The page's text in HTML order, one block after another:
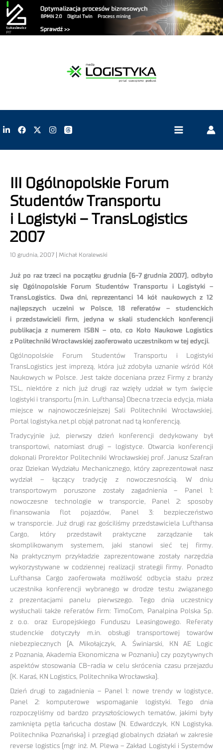
III Ogólnopolskie Forum
Studentów Transportu
i Logistyki – TransLogistics
2007
10 grudnia, 2007 | Michał Koralewski
Już po raz trzeci na początku grudnia (6-7 grudnia 2007), odbyło
się Ogólnopolskie Forum Studentów Transportu i Logistyki –
TransLogistics. Dwa dni, reprezentanci 14 kół naukowych z 12
najlepszych uczelni w Polsce, 18 referatów – studenckich
i przedstawicieli firm, jedyna w skali studenckich konferencji
publikacja z numerem ISBN – oto, co Koło Naukowe Logistics
z Politechniki Wrocławskiej zaoferowało uczestnikom w tej edycji.
Ogólnopolskie Forum Studentów Transportu i Logistyki
TransLogistics jest imprezą, która już zdobyła uznanie wśród Kół
Naukowych w Polsce. Jest także doceniana przez Firmy z branży
TSL, niektóre z nich już drugi raz wzięły udział w tym święcie
logistyki i transportu (m.in. Lufthansa) Obecna trzecia edycja, miała
miejsce w najnowocześniejszej Sali Politechniki Wrocławskiej.
Portal logistyka.net.pl objął patronat nad tą konferencją.
Tradycyjnie już, pierwszy dzień konferencji dedykowany był
transportowi, natomiast drugi – logistyce. Otwarcia konferencji
dokonali Prorektor Politechniki Wrocławskiej prof. Janusz Szafran
oraz Dziekan Wydziału Mechanicznego, który zaprezentował nasz
wydział – łączący tradycję z nowoczesnością. W dniu
transportowym poruszone zostały zagadnienia – Panel 1:
nowoczesne technologie w transporcie, Panel 2: sposoby
finansowania flot pojazdów, Panel 3: bezpieczeństwo
w transporcie. Już drugi raz gościliśmy przedstawiciela Lufthansa
Cargo, który przedstawił praktyczne zarządzanie tak
skomplikowanym systemem, jaki stanowi sieć tej firmy.
Na praktycznym przykładzie zaprezentowane zostały narzędzia
wykorzystywane w codziennej realizacji strategii firmy. Ponadto
Lufthansa Cargo zaoferowała możliwość odbycia stażu przez
uczestnika konferencji wybranego w drodze testu związanego
z prezentacjami panelu pierwszego. Tego dnia uczestnicy
wysłuchali także referatów firm: TimoCom, Panalpina Polska Sp.
z o.o. oraz Europejskiego Funduszu Leasingowego. Referaty
studenckie dotyczyły m.in. obsługi transportowej towarów
niebezpiecznych (A. Mikołajczyk, A. Świniarski, KN AE Logic
z Poznania, Akademia Ekonomiczna w Poznaniu) czy pozytywnych
aspektów stosowania CB-radia w celu skrócenia czasu przejazdu
(K. Karaś, KN Logistics, Politechnika Wrocławska).
Dzień drugi to zagadnienia – Panel 1: nowe trendy w logistyce,
Panel 2: komputerowe wspomaganie logistyki. Tego dnia
rozpoczęliśmy od bardzo przyszłościowych tematów, jakimi były
zamknięta pętla łańcucha dostaw (N. Edwardczyk, KN Logistyka.
Politechnika Poznańska) i przegląd globalnych działań w zakresie
reverse logistics (mgr inż. M. Plewa – Zakład Logistyki i Systemów